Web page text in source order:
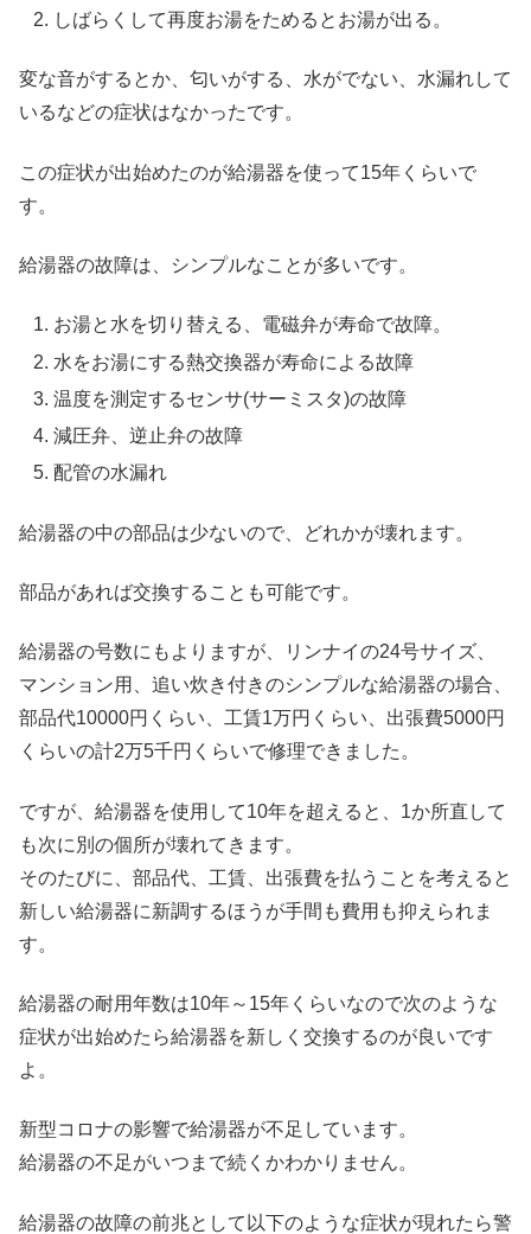
しばらくして再度お湯をためるとお湯が出る。
変な音がするとか、匂いがする、水がでない、水漏れして
いるなどの症状はなかったです。
この症状が出始めたのが給湯器を使って15年くらいで
す。
給湯器の故障は、シンプルなことが多いです。
お湯と水を切り替える、電磁弁が寿命で故障。
水をお湯にする熱交換器が寿命による故障
温度を測定するセンサ(サーミスタ)の故障
減圧弁、逆止弁の故障
配管の水漏れ
給湯器の中の部品は少ないので、どれかが壊れます。
部品があれば交換することも可能です。
給湯器の号数にもよりますが、リンナイの24号サイズ、
マンション用、追い炊き付きのシンプルな給湯器の場合、
部品代10000円くらい、工賃1万円くらい、出張費5000円
くらいの計2万5千円くらいで修理できました。
ですが、給湯器を使用して10年を超えると、1か所直して
も次に別の個所が壊れてきます。
そのたびに、部品代、工賃、出張費を払うことを考えると
新しい給湯器に新調するほうが手間も費用も抑えられま
す。
給湯器の耐用年数は10年～15年くらいなので次のような
症状が出始めたら給湯器を新しく交換するのが良いです
よ。
新型コロナの影響で給湯器が不足しています。
給湯器の不足がいつまで続くかわかりません。
給湯器の故障の前兆として以下のような症状が現れたら警